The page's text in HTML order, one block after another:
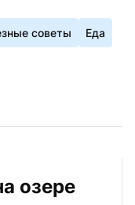
советы Еда
озере